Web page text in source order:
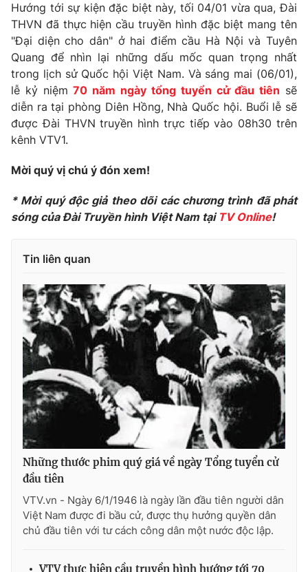
Video Shorts video
VTV Money VTV Thể thao
VTV Sức khoẻ Bất động sản
Thị trường 24h
VTV4 Vươn mình bằng AI
VTV9 VTV8
Liên hệ tòa soạn
THỜI BÁO VTV
Theo dõi báo trên
Cơ quan chủ quản:
Đài Truyền hình Việt Nam
Cơ quan báo chí:
Thời báo VTV
Giấy phép hoạt động báo in và báo điện tử số 483/GP-BTTTT
Tổng Biên tập:Vũ Thanh Thủy
Phó Tổng Biên tập: Nguyễn Thị Mỹ Hạnh, Phạm Quốc Thắng,
024.38 355 931 - 024.38 355 932
Hướng tới sự kiện đặc biệt này, tối 04/01 vừa qua, Đài
THVN đã thực hiện cầu truyền hình đặc biệt mang tên
"Đại diện cho dân" ở hai điểm cầu Hà Nội và Tuyên
Quang để nhìn lại những dấu mốc quan trọng nhất
trong lịch sử Quốc hội Việt Nam. Và sáng mai (06/01),
lễ kỷ niệm70 năm ngày tổng tuyển cử đầu tiên sẽ
diễn ra tại phòng Diên Hồng, Nhà Quốc hội. Buổi lễ sẽ
được Đài THVN truyền hình trực tiếp vào 08h30 trên
kênh VTV1.
Mời quý vị chú ý đón xem!
* Mời quý độc giả theo dõi các chương trình đã phát
sóng của Đài Truyền hình Việt Nam tại TV Online!
Tin liên quan
Những thước phim quý giá về ngày Tổng tuyển cử
đầu tiên
VTV.vn - Ngày 6/1/1946 là ngày lần đầu tiên người dân
Việt Nam được đi bầu cử, được thụ hưởng quyền dân
chủ đầu tiên với tư cách công dân một nước độc lập.
VTV thực hiện cầu truyền hình hướng tới 70